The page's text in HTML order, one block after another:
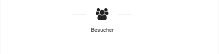
Besucher